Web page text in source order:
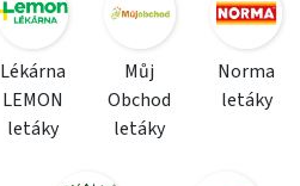
Lékárna
LEMON
letáky
Můj
Obchod
letáky
Norma
letáky